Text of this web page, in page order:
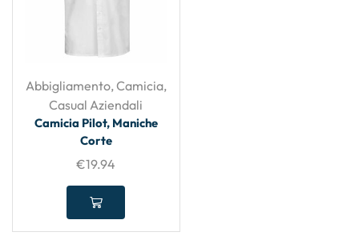
Abbigliamento,Camicia,
Casual Aziendali
Camicia Pilot, Maniche
Corte
€19.94